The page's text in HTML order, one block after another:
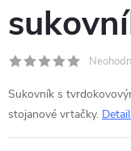
Sukovník s
stojanové vrtačky.